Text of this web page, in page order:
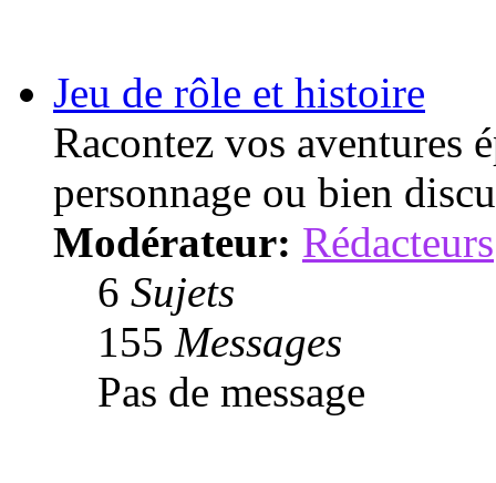
Jeu de rôle et histoire
Racontez vos aventures
personnage ou bien
Modérateur: Rédacteurs
6 Sujets
155 Messages
Pas de message